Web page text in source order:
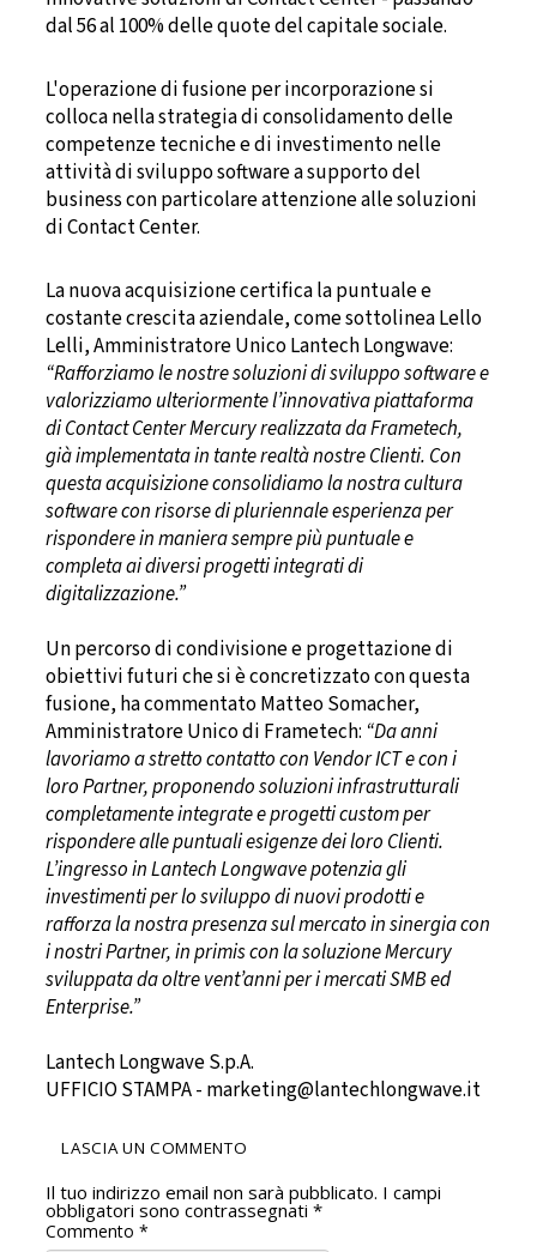
dal 56 al 100% delle quote del capitale sociale.
L'operazione di fusione per incorporazione si
colloca nella strategia di consolidamento delle
competenze tecniche e di investimento nelle
attività di sviluppo software a supporto del
business con particolare attenzione alle soluzioni
di Contact Center.
La nuova acquisizione certifica la puntuale e
costante crescita aziendale, come sottolinea Lello
Lelli, Amministratore Unico Lantech Longwave:
“Rafforziamo le nostre soluzioni di sviluppo software e
valorizziamo ulteriormente l’innovativa piattaforma
di Contact Center Mercury realizzata da Frametech,
già implementata in tante realtànostre Clienti. Con
questa acquisizione consolidiamo la nostra cultura
software con risorse di pluriennale esperienza per
rispondere in maniera sempre più puntuale e
completa ai diversi progettiintegrati di
digitalizzazione.”
Un percorso di condivisione e progettazione di
obiettivi futuri che si è concretizzato con questa
fusione, ha commentato Matteo Somacher,
Amministratore Unico di Frametech: “Da anni
lavoriamo a stretto contatto con Vendor ICT e con i
loro Partner, proponendo soluzioni infrastrutturali
completamente integrate e progetti custom per
rispondere alle puntuali esigenze dei loro Clienti.
L’ingresso in Lantech Longwave potenzia gli
investimenti per lo sviluppo di nuovi prodotti e
rafforza la nostra presenza sul mercato in sinergia con
i nostri Partner, in primis con la soluzione Mercury
sviluppata da oltre vent’anni per i mercati SMB ed
Enterprise.”
Lantech Longwave S.p.A.
UFFICIO STAMPA - marketing@lantechlongwave.it
LASCIA UN COMMENTO
Il tuo indirizzo email non sarà pubblicato. I campi
obbligatori sono contrassegnati*
Commento*